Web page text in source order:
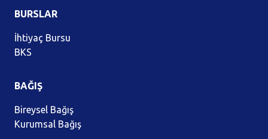
BURSLAR
İhtiyaç Bursu
BKS
BAĞIŞ
Bireysel Bağış
Kurumsal Bağış